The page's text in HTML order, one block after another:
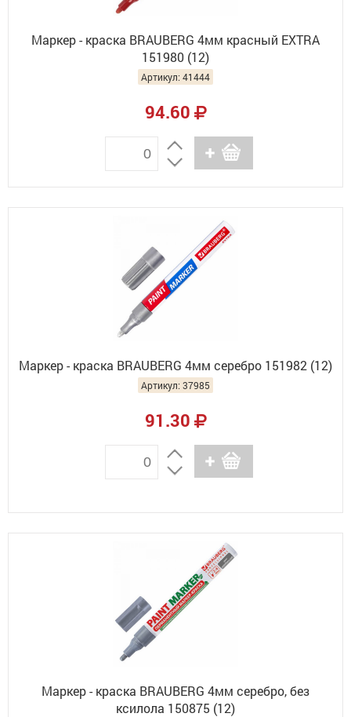
Маркер - краска BRAUBERG 4мм красный EXTRA
151980 (12)
Артикул: 41444
94.60
Маркер - краска BRAUBERG 4мм серебро 151982 (12)
Артикул: 37985
91.30
Маркер - краска BRAUBERG 4мм серебро, без
ксилола 150875 (12)